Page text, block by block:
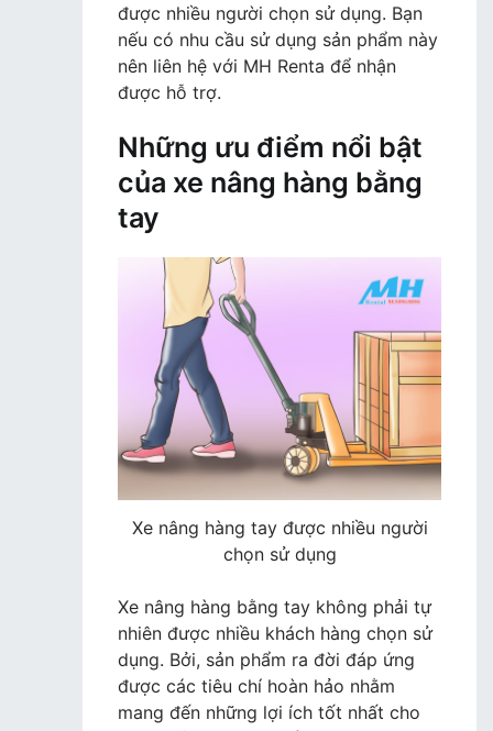
được nhiều người chọn sử dụng. Bạn
nếu có nhu cầu sử dụng sản phẩm này
nên liên hệ với MH Renta để nhận
được hỗ trợ.
Những ưu điểm nổi bật
của xe nâng hàng bằng
tay
Xe nâng hàng tay được nhiều người
chọn sử dụng
Xe nâng hàng bằng tay không phải tự
nhiên được nhiều khách hàng chọn sử
dụng. Bởi, sản phẩm ra đời đáp ứng
được các tiêu chí hoàn hảo nhằm
mang đến những lợi ích tốt nhất cho